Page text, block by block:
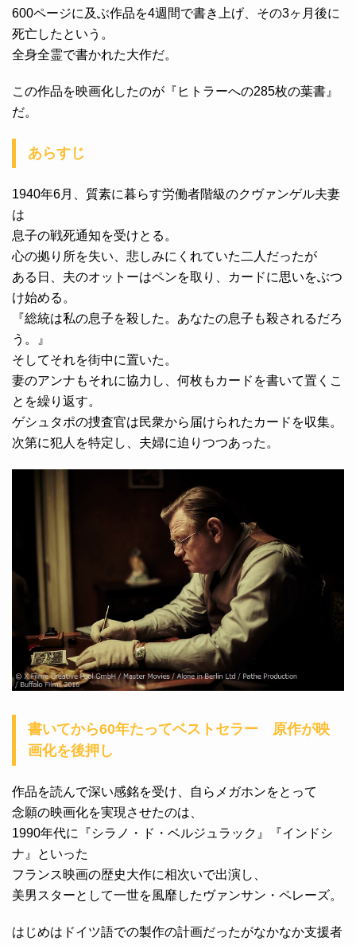
600ページに及ぶ作品を4週間で書き上げ、その3ヶ月後に
死亡したという。
全身全霊で書かれた大作だ。
この作品を映画化したのが『ヒトラーへの285枚の葉書』
だ。
あらすじ
1940年6月、質素に暮らす労働者階級のクヴァンゲル夫妻
は
息子の戦死通知を受けとる。
心の拠り所を失い、悲しみにくれていた二人だったが
ある日、夫のオットーはペンを取り、カードに思いをぶつ
け始める。
『総統は私の息子を殺した。あなたの息子も殺されるだろ
う。』
そしてそれを街中に置いた。
妻のアンナもそれに協力し、何枚もカードを書いて置くこ
とを繰り返す。
ゲシュタポの捜査官は民衆から届けられたカードを収集。
次第に犯人を特定し、夫婦に迫りつつあった。
書いてから60年たってベストセラー 原作が映
画化を後押し
作品を読んで深い感銘を受け、自らメガホンをとって
念願の映画化を実現させたのは、
1990年代に『シラノ・ド・ベルジュラック』『インドシ
ナ』といった
フランス映画の歴史大作に相次いで出演し、
美男スターとして一世を風靡したヴァンサン・ペレーズ。
はじめはドイツ語での製作の計画だったがなかなか支援者